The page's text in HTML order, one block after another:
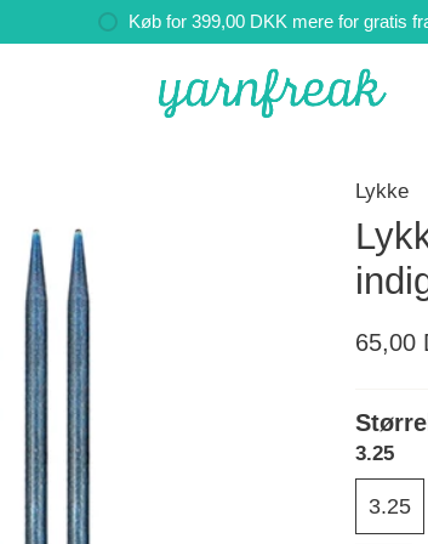
Køb for 399,00 DKK mere for gratis
Lykke
65,00
3.25
3.25